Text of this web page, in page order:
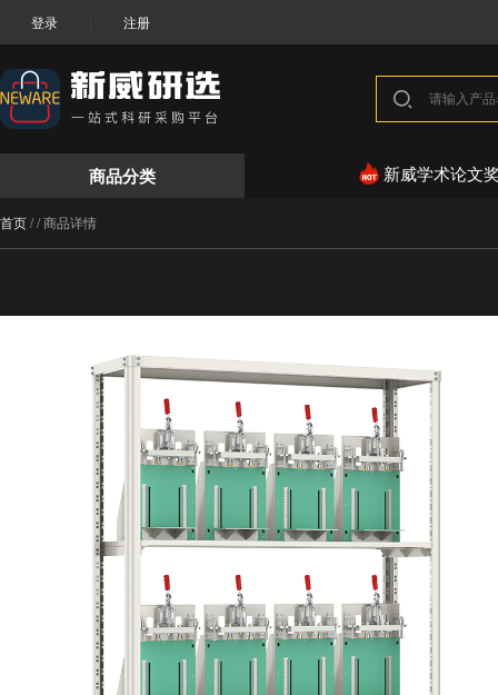
登录 注册
商品分类 新威学术论文
首页//商品详情